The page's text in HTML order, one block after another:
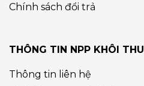
Chính sách đổi trả
THÔNG TIN NPP KHÔI THU
Thông tin liên hệ